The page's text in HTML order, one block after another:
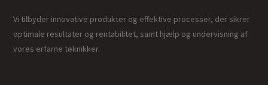
Vi tilbyder innovative produkter og effektive processer, der sikrer
optimale resultater og rentabilitet, samt hjælp og undervisning af
vores erfarne teknikker.